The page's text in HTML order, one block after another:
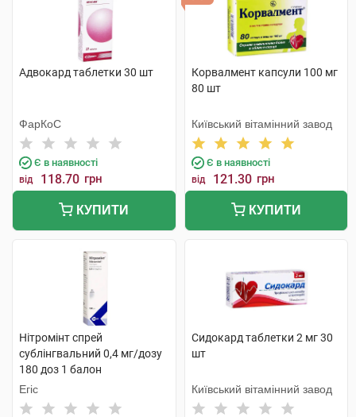
Адвокард таблетки 30 шт
ФарКоС
Є в наявності
від 118.70 грн
КУПИТИ
Корвалмент капсули 100 мг
80 шт
Київський вітамінний завод
Є в наявності
від 121.30 грн
КУПИТИ
Нітромінт спрей
сублінгвальний 0,4 мг/дозу
180 доз 1 балон
Егіс
Сидокард таблетки 2 мг 30
шт
Київський вітамінний завод